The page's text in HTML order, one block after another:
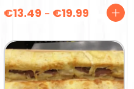
€13.49 – €19.99